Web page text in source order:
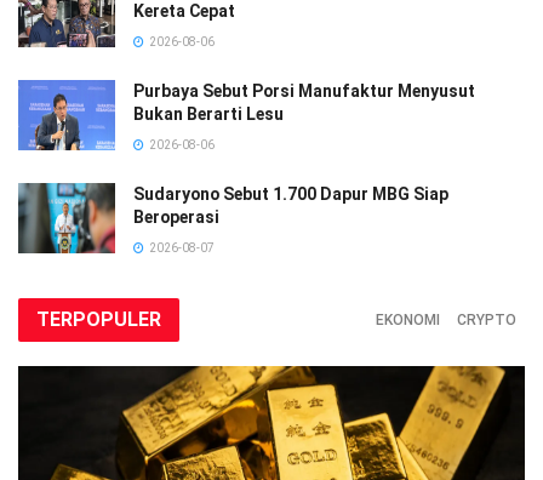
Kereta Cepat
2026-08-06
Purbaya Sebut Porsi Manufaktur Menyusut
Bukan Berarti Lesu
2026-08-06
Sudaryono Sebut 1.700 Dapur MBG Siap
Beroperasi
2026-08-07
TERPOPULER EKONOMI CRYPTO